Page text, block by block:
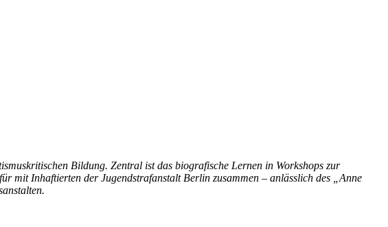
Bildung. Zentral ist das biografische Lernen in Workshops zur
mit Inhaftierten der Jugendstrafanstalt Berlin zusammen – anlässlich des „Anne